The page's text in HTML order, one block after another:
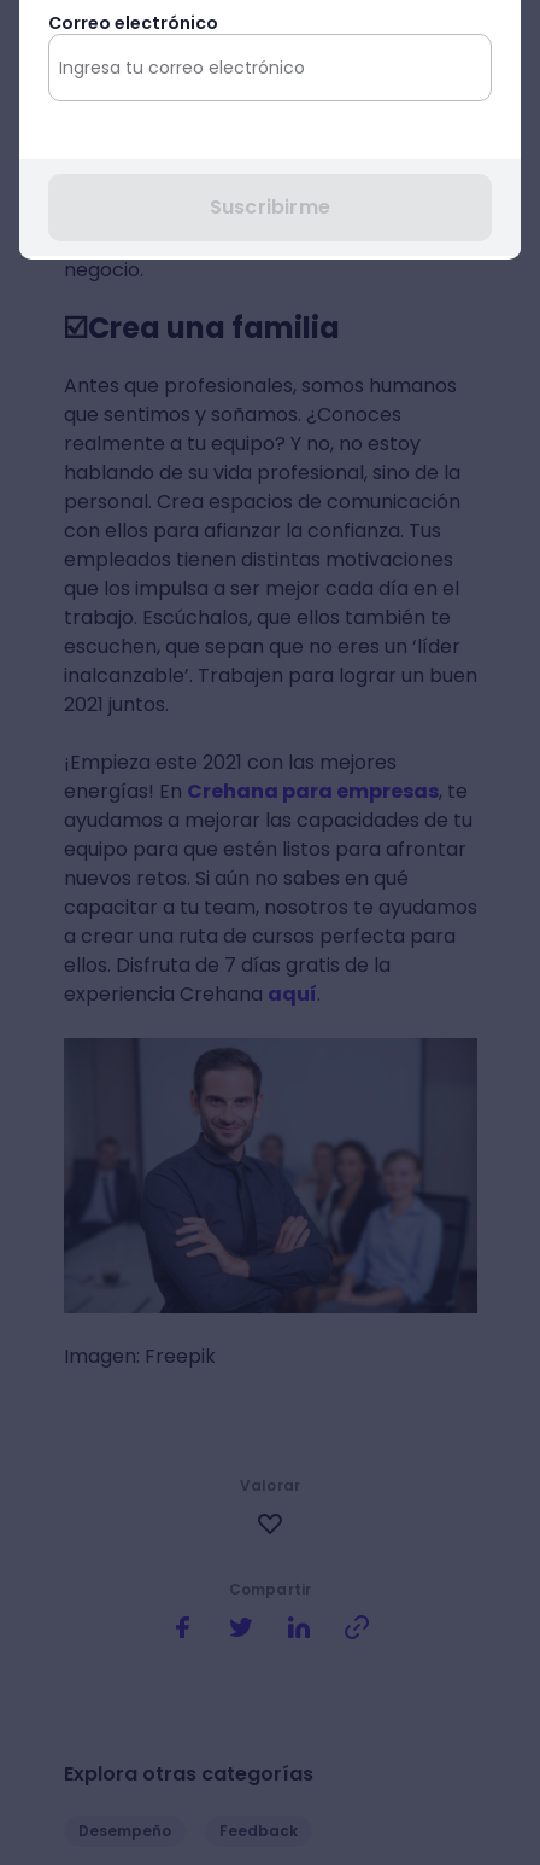
Como el dicho dice... “El que no arriesga, no
gana”. ¡Desafíate constantemente! El 2020
ha sido un año de muchos retos para las
empresas y el 2021 no será diferente. Para
motivarlos a crecer profesionalmente y
negocio.
☑️Crea una familia
Antes que profesionales, somos humanos
que sentimos y soñamos. ¿Conoces
realmente a tu equipo? Y no, no estoy
hablando de su vida profesional, sino de la
personal. Crea espacios de comunicación
con ellos para afianzar la confianza. Tus
empleados tienen distintas motivaciones
que los impulsa a ser mejor cada día en el
trabajo. Escúchalos, que ellos también te
escuchen, que sepan que no eres un ‘líder
inalcanzable’. Trabajen para lograr un buen
2021 juntos.
¡Empieza este 2021 con las mejores
energías! En Crehana para empresas, te
ayudamos a mejorar las capacidades de tu
equipo para que estén listos para afrontar
nuevos retos. Si aún no sabes en qué
capacitar a tu team, nosotros te ayudamos
a crear una ruta de cursos perfecta para
ellos. Disfruta de 7 días gratis de la
experiencia Crehana aquí.
Imagen: Freepik
Compartir
Valorar
Explora otras categorías
Desempeño Feedback
Correo electrónico
Suscribirme